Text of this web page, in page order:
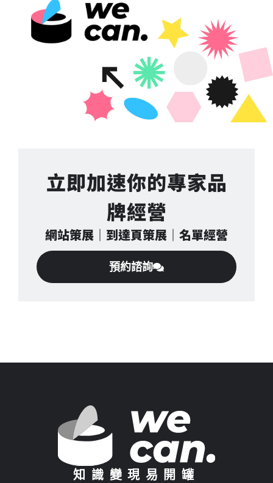
立即加速你的專家品
牌經營
網站策展｜到達頁策展｜名單經營
預約諮詢
知識變現易開罐